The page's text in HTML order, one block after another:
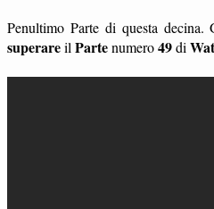
Penultimo Parte di questa decina.
superareil Partenumero49di